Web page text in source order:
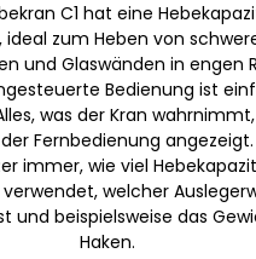
C1 hat eine
ideal zum Heben von
und Glaswänden in engen
Bedienung ist
was der Kran
Fernbedienung
immer, wie viel
welcher
und beispielsweise das
Haken.